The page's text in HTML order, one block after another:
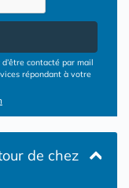
contacté par mail
répondant à votre
de chez